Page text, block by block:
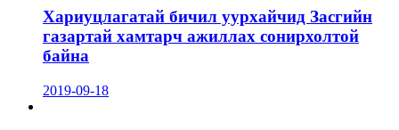
Хариуцлагатай бичил уурхайчид Засгийн
газартай хамтарч ажиллах сонирхолтой
байна
2019-09-18